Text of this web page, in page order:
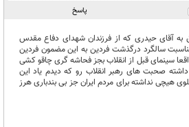
پاسخ
۲۴ که متعلق به آقای حیدری که از فرزندان شهدای دفاع مقدس
سالگرد درگذشت فردین به این مضمون فردین
سینمای قبل از انقلاب بجز فحاشه گری چاقو کشی
صحبت های رهبر انقلاب رو که دیدم یاد این
هیچی نداشته برای مردم ایران جز بی بندباری هرز